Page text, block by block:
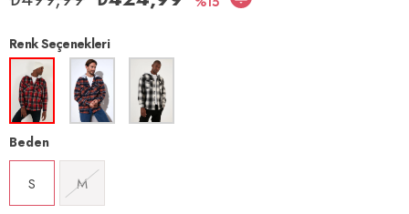
Renk Seçenekleri
Beden
S M